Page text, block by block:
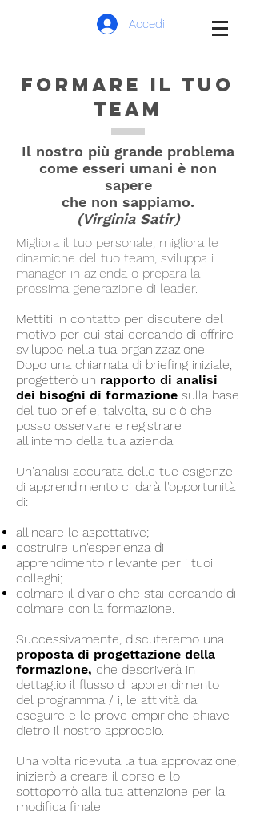
Accedi
FORMARE IL TUO
TEAM
Il nostro più grande problema
come esseri umani è non
sapere
che non sappiamo.
(Virginia Satir)
Migliora il tuo personale, migliora le
dinamiche del tuo team, sviluppa i
manager in azienda o prepara la
prossima generazione di leader.
Mettiti in contatto per discutere del
motivo per cui stai cercando di offrire
sviluppo nella tua organizzazione.
Dopo una chiamata di briefing iniziale,
progetterò un rapporto di analisi
dei bisogni di formazione sulla base
del tuo brief e, talvolta, su ciò che
posso osservare e registrare
all'interno della tua azienda.
Un'analisi accurata delle tue esigenze
di apprendimento ci darà l'opportunità
di:
allineare le aspettative;
costruire un'esperienza di
apprendimento rilevante per i tuoi
colleghi;
colmare il divario che stai cercando di
colmare con la formazione.
Successivamente, discuteremo una
proposta di progettazione della
formazione, che descriverà in
dettaglio il flusso di apprendimento
del programma / i, le attività da
eseguire e le prove empiriche chiave
dietro il nostro approccio.
Una volta ricevuta la tua approvazione,
inizierò a creare il corso e lo
sottoporrò alla tua attenzione per la
modifica finale.